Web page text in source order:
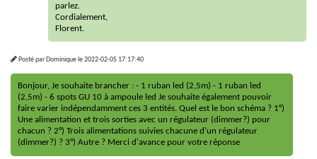
parlez.
Cordialement,
Florent.
Posté parDominiquele2022-02-05 17:17:40
Bonjour, Je souhaite brancher : - 1 ruban led (2,5m) - 1 ruban led
(2,5m) - 6 spots GU 10 à ampoule led Je souhaite également pouvoir
faire varier indépendamment ces 3 entités. Quel est le bon schéma ? 1°)
Une alimentation et trois sorties avec un régulateur (dimmer?) pour
chacun ? 2°) Trois alimentations suivies chacune d'un régulateur
(dimmer?) ? 3°) Autre ? Merci d'avance pour votre réponse